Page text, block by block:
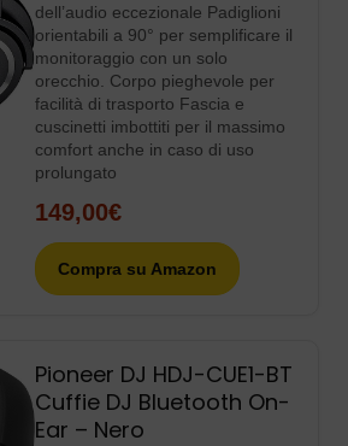
dell’audio eccezionale Padiglioni
orientabili a 90° per semplificare il
monitoraggio con un solo
orecchio. Corpo pieghevole per
facilità di trasporto Fascia e
cuscinetti imbottiti per il massimo
comfort anche in caso di uso
prolungato
149,00€
Compra su Amazon
Pioneer DJ HDJ-CUE1-BT
Cuffie DJ Bluetooth On-
Ear – Nero